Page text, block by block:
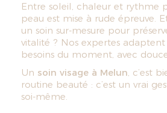
Entre soleil, chaleur et rythme
peau est mise à rude épreuve.
un soin sur-mesure pour
vitalité ? Nos expertes
besoins du moment, avec
Un soin visage à Melun, c’est
routine beauté : c’est un vrai
soi-même.